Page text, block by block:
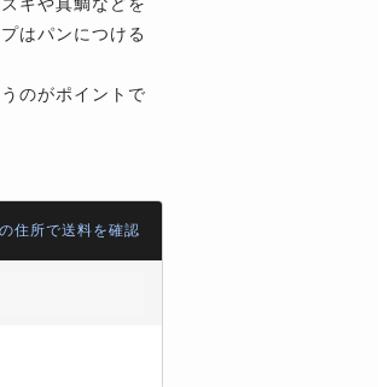
はパンにつける
のがポイントで
住所で送料を確認